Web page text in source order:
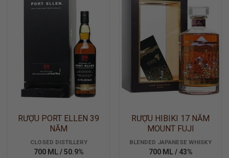
ADD TO
WISHLIST
RƯỢU PORT ELLEN 39
NĂM
CLOSED DISTILLERY
700 ML / 50.9%
ADD TO
WISHLIST
RƯỢU HIBIKI 17 NĂM
MOUNT FUJI
BLENDED JAPANESE WHISKY
700 ML / 43%